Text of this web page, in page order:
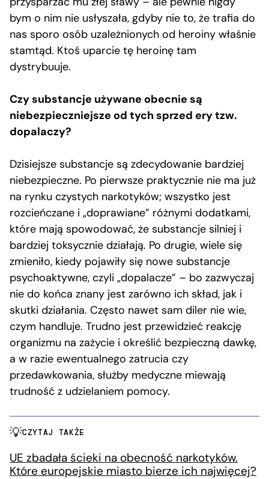
bym o nim nie usłyszała, gdyby nie to, że trafia do
nas sporo osób uzależnionych od heroiny właśnie
stamtąd. Ktoś uparcie tę heroinę tam
dystrybuuje.
Czy substancje używane obecnie są
niebezpieczniejsze od tych sprzed ery tzw.
dopalaczy?
Dzisiejsze substancje są zdecydowanie bardziej
niebezpieczne. Po pierwsze praktycznie nie ma już
na rynku czystych narkotyków; wszystko jest
rozcieńczane i „doprawiane” różnymi dodatkami,
które mają spowodować, że substancje silniej i
bardziej toksycznie działają. Po drugie, wiele się
zmieniło, kiedy pojawiły się nowe substancje
psychoaktywne, czyli „dopalacze” – bo zazwyczaj
nie do końca znany jest zarówno ich skład, jak i
skutki działania. Często nawet sam diler nie wie,
czym handluje. Trudno jest przewidzieć reakcję
organizmu na zażycie i określić bezpieczną dawkę,
a w razie ewentualnego zatrucia czy
przedawkowania, służby medyczne miewają
trudność z udzielaniem pomocy.
CZYTAJ TAKŻE
UE zbadała ścieki na obecność narkotyków.
Które europejskie miasto bierze ich najwięcej?